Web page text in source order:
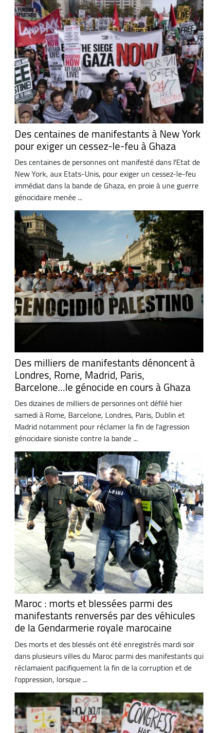
Des centaines de manifestants à New York
pour exiger un cessez-le-feu à Ghaza
Des centaines de personnes ont manifesté dans l'Etat de
New York, aux Etats-Unis, pour exiger un cessez-le-feu
immédiat dans la bande de Ghaza, en proie à une guerre
génocidaire menée ...
Des milliers de manifestants dénoncent à
Londres, Rome, Madrid, Paris,
Barcelone...le génocide en cours à Ghaza
Des dizaines de milliers de personnes ont défilé hier
samedi à Rome, Barcelone, Londres, Paris, Dublin et
Madrid notamment pour réclamer la fin de l'agression
génocidaire sioniste contre la bande ...
Maroc : morts et blessées parmi des
manifestants renversés par des véhicules
de la Gendarmerie royale marocaine
Des morts et des blessés ont été enregistrés mardi soir
dans plusieurs villes du Maroc parmi des manifestants qui
réclamaient pacifiquement la fin de la corruption et de
l'oppression, lorsque ...